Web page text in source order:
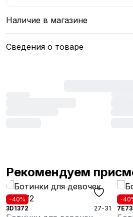
Наличие в магазине
Сведения о товаре
Рекомендуем
-40%
3D1372
27-31
-